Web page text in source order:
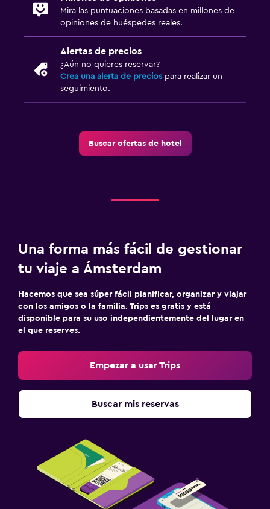
Zona de trabajo
Fax/fotocopiadora
Caja fuerte para laptops
Mira las puntuaciones basadas en millones de
opiniones de huéspedes reales.
Alertas de precios
¿Aún no quieres reservar?
Crea una alerta de precios para realizar un
seguimiento.
Buscar ofertas de hotel
Una forma más fácil de gestionar
tu viaje a Ámsterdam
Hacemos que sea súper fácil planificar, organizar y viajar
con los amigos o la familia. Trips es gratis y está
disponible para su uso independientemente del lugar en
el que reserves.
Empezar a usar Trips
Buscar mis reservas